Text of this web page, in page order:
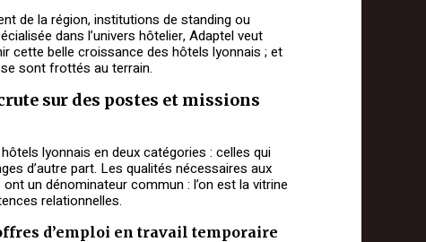
de la région, institutions de standing ou
dans l’univers hôtelier, Adaptel veut
cette belle croissance des hôtels lyonnais ; et
sont frottés au terrain.
sur des postes et missions
lyonnais en deux catégories : celles qui
d’autre part. Les qualités nécessaires aux
un dénominateur commun : l’on est la vitrine
relationnelles.
d’emploi en travail temporaire